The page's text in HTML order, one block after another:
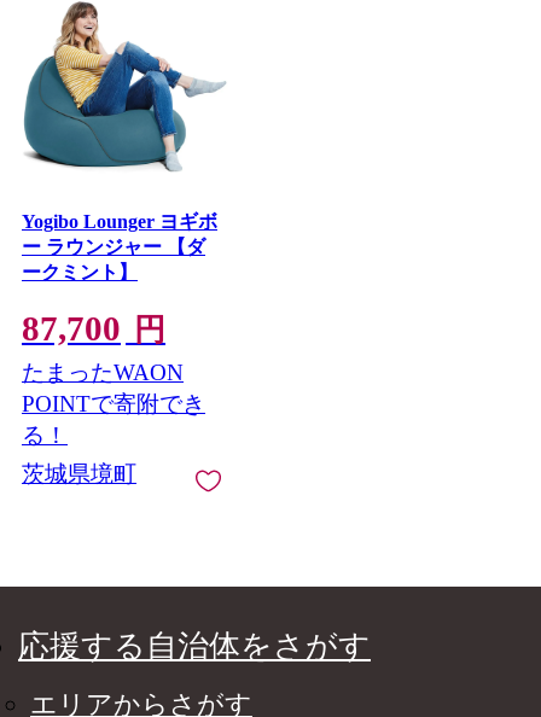
Yogibo Lounger ヨギボ
ー ラウンジャー 【ダ
ークミント】
87,700 円
たまったWAON
POINTで寄附でき
る！
茨城県境町
応援する自治体をさがす
エリアからさがす